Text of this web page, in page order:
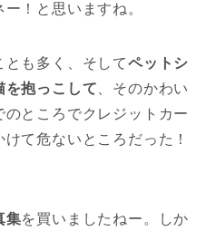
！と思いますね。
とも多く、そしてペットシ
を抱っこして 、そのかわい
ところでクレジットカー
て危ないところだった！
集を買いましたねー。しか